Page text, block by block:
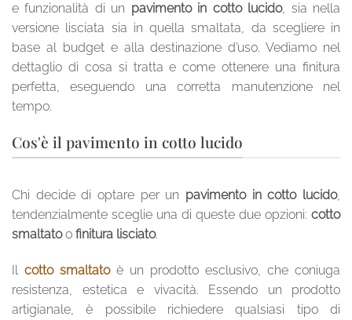
e funzionalità di un pavimento in cotto lucido, sia nella
versione lisciata sia in quella smaltata, da scegliere in
base al budget e alla destinazione d’uso. Vediamo nel
dettaglio di cosa si tratta e come ottenere una finitura
perfetta, eseguendo una corretta manutenzione nel
tempo.
Cos'è il pavimento in cotto lucido
Chi decide di optare per un pavimento in cotto lucido,
tendenzialmente sceglie una di queste due opzioni: cotto
smaltatoo finitura lisciato.
Il cotto smaltatoè un prodotto esclusivo, che coniuga
resistenza, estetica e vivacità. Essendo un prodotto
artigianale, è possibile richiedere qualsiasi tipo di